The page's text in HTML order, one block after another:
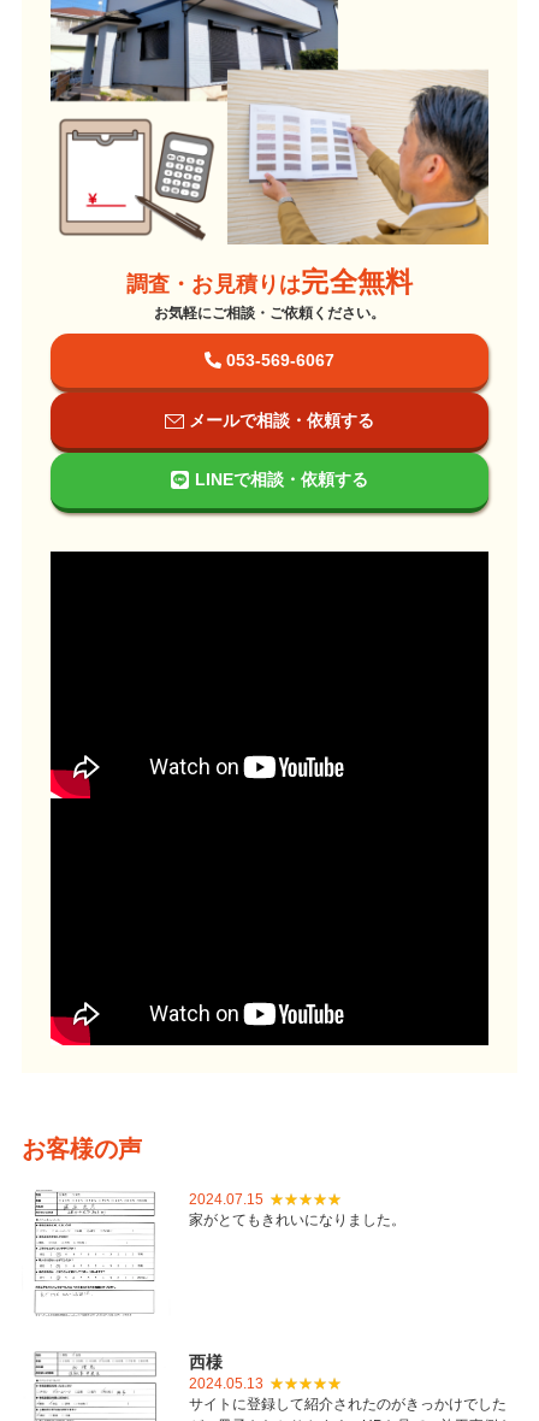
調査・お見積りは完全無料
お気軽にご相談・ご依頼ください。
053-569-6067
メールで相談・依頼する
LINEで相談・依頼する
お客様の声
2024.07.15
家がとてもきれいになりました。
西様
2024.05.13
サイトに登録して紹介されたのがきっかけでした